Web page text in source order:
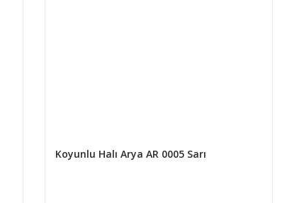
Koyunlu Halı Arya AR 0005 Sarı